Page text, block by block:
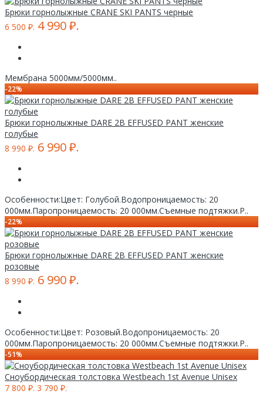
Брюки горнолыжные CRANE SKI PANTS черные
6 500 ₽. 4 990 ₽.
Мембрана 5000мм/5000мм..
-22%
Брюки горнолыжные DARE 2B EFFUSED PANT женские
голубые
8 990 ₽. 6 990 ₽.
Особенности:Цвет: Голубой.Водопроницаемость: 20
000мм.Паропроницаемость: 20 000мм.Съемные подтяжки.Р..
-22%
Брюки горнолыжные DARE 2B EFFUSED PANT женские
розовые
8 990 ₽. 6 990 ₽.
Особенности:Цвет: Розовый.Водопроницаемость: 20
000мм.Паропроницаемость: 20 000мм.Съемные подтяжки.Р..
-51%
Cноубордическая толстовка Westbeach 1st Avenue Unisex
7 800 ₽. 3 790 ₽.